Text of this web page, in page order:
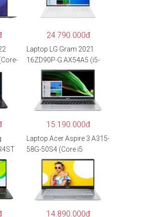
24.790.000đ
Laptop LG Gram 2021
16ZD90P-G.AX54A5 (i5-
1135G7/8GB RAM/512GB
SSD/16″WQXGA/Dos/Trắ
15.190.000đ
Laptop Acer Aspire 3 A315-
58G-50S4 (Core i5
1135G7/8GB
RAM/512GB/15.6″FHD/M
X350 2GB/Win 10/Bạc)
14.890.000đ